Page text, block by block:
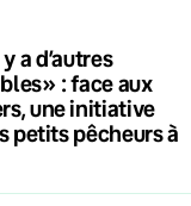
a d’autres
: face aux
une initiative
petits pêcheurs à